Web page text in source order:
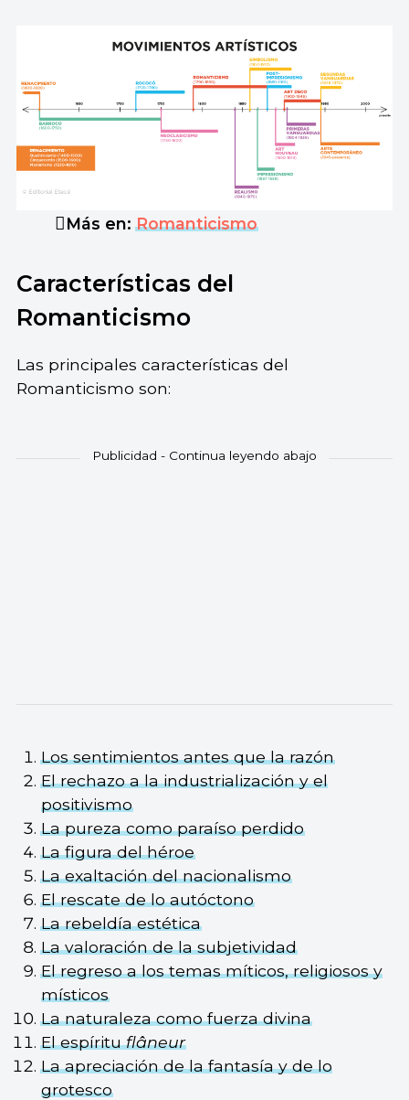
Más en:Romanticismo
Características del
Romanticismo
Las principales características del
Romanticismo son:
Los sentimientos antes que la razón
El rechazo a la industrialización y el
positivismo
La pureza como paraíso perdido
La figura del héroe
La exaltación del nacionalismo
El rescate de lo autóctono
La rebeldía estética
La valoración de la subjetividad
El regreso a los temas míticos, religiosos y
místicos
La naturaleza como fuerza divina
El espírituflâneur
La apreciación de la fantasía y de lo
grotesco